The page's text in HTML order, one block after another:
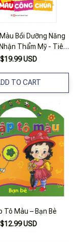
Bồi Dưỡng Năng
Thẩm Mỹ - Tiên
Hoa - Tô Màu Công
$19.99 USD
TO CART
Tô Màu – Bạn Bè
$12.99 USD